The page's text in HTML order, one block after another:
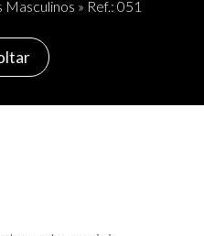
Masculinos » Ref.: 051